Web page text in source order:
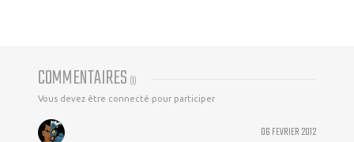
COMMENTAIRES (1)
Vous devez être connecté pour participer
06 FEVRIER 2012